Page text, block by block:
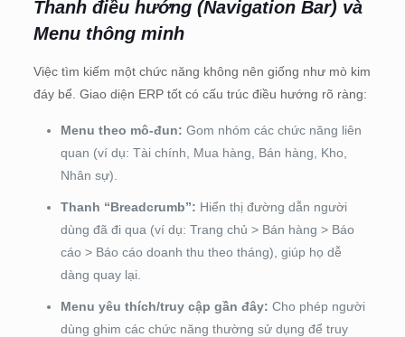
Thanh điều hướng (Navigation Bar) và
Menu thông minh
Việc tìm kiếm một chức năng không nên giống như mò kim
đáy bể. Giao diện ERP tốt có cấu trúc điều hướng rõ ràng:
Menu theo mô-đun: Gom nhóm các chức năng liên
quan (ví dụ: Tài chính, Mua hàng, Bán hàng, Kho,
Nhân sự).
Thanh “Breadcrumb”: Hiển thị đường dẫn người
dùng đã đi qua (ví dụ: Trang chủ > Bán hàng > Báo
cáo > Báo cáo doanh thu theo tháng), giúp họ dễ
dàng quay lại.
Menu yêu thích/truy cập gần đây: Cho phép người
dùng ghim các chức năng thường sử dụng để truy